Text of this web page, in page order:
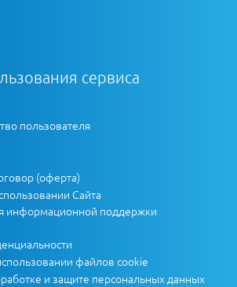
сервиса
пользователя
(оферта)
Сайта
информационной поддержки
файлов cookie
и защите персональных данных